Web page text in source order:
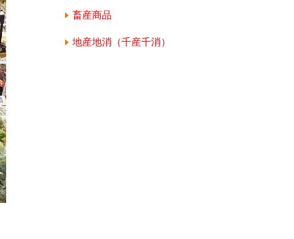
畜産商品
地産地消（千産千消）